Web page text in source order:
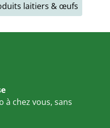
laitiers & œufs
à chez vous, sans